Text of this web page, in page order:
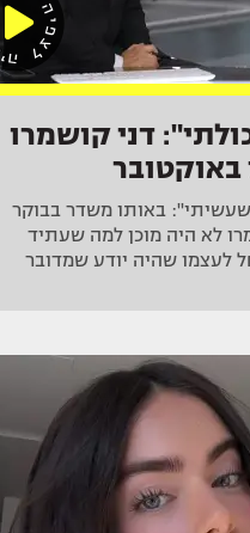
דני קושמרו
באותו משדר בבוקר
לא היה מוכן למה שעתיד
לעצמו שהיה יודע שמדובר